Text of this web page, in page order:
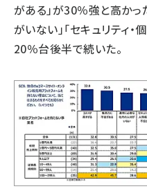
がある」が30％強と高かっ
がいない」「セキュリティ
20％台後半で続いた。